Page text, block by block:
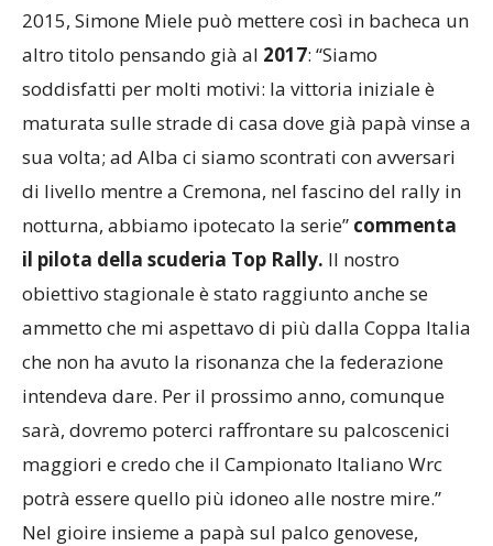
2015, Simone Miele può mettere così in bacheca un
altro titolo pensando già al 2017: “Siamo
soddisfatti per molti motivi: la vittoria iniziale è
maturata sulle strade di casa dove già papà vinse a
sua volta; ad Alba ci siamo scontrati con avversari
di livello mentre a Cremona, nel fascino del rally in
notturna, abbiamo ipotecato la serie” commenta
il pilota della scuderia Top Rally. Il nostro
obiettivo stagionale è stato raggiunto anche se
ammetto che mi aspettavo di più dalla Coppa Italia
che non ha avuto la risonanza che la federazione
intendeva dare. Per il prossimo anno, comunque
sarà, dovremo poterci raffrontare su palcoscenici
maggiori e credo che il Campionato Italiano Wrc
potrà essere quello più idoneo alle nostre mire.”
Nel gioire insieme a papà sul palco genovese,